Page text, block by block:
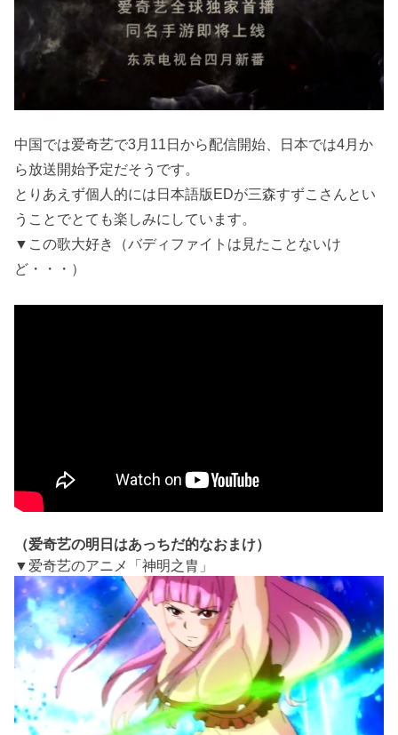
中国では爱奇艺で3月11日から配信開始、日本では4月か
ら放送開始予定だそうです。
とりあえず個人的には日本語版EDが三森すずこさんとい
うことでとても楽しみにしています。
▼この歌大好き（バディファイトは見たことないけ
ど・・・）
（爱奇艺の明日はあっちだ的なおまけ）
▼爱奇艺のアニメ「神明之胄」